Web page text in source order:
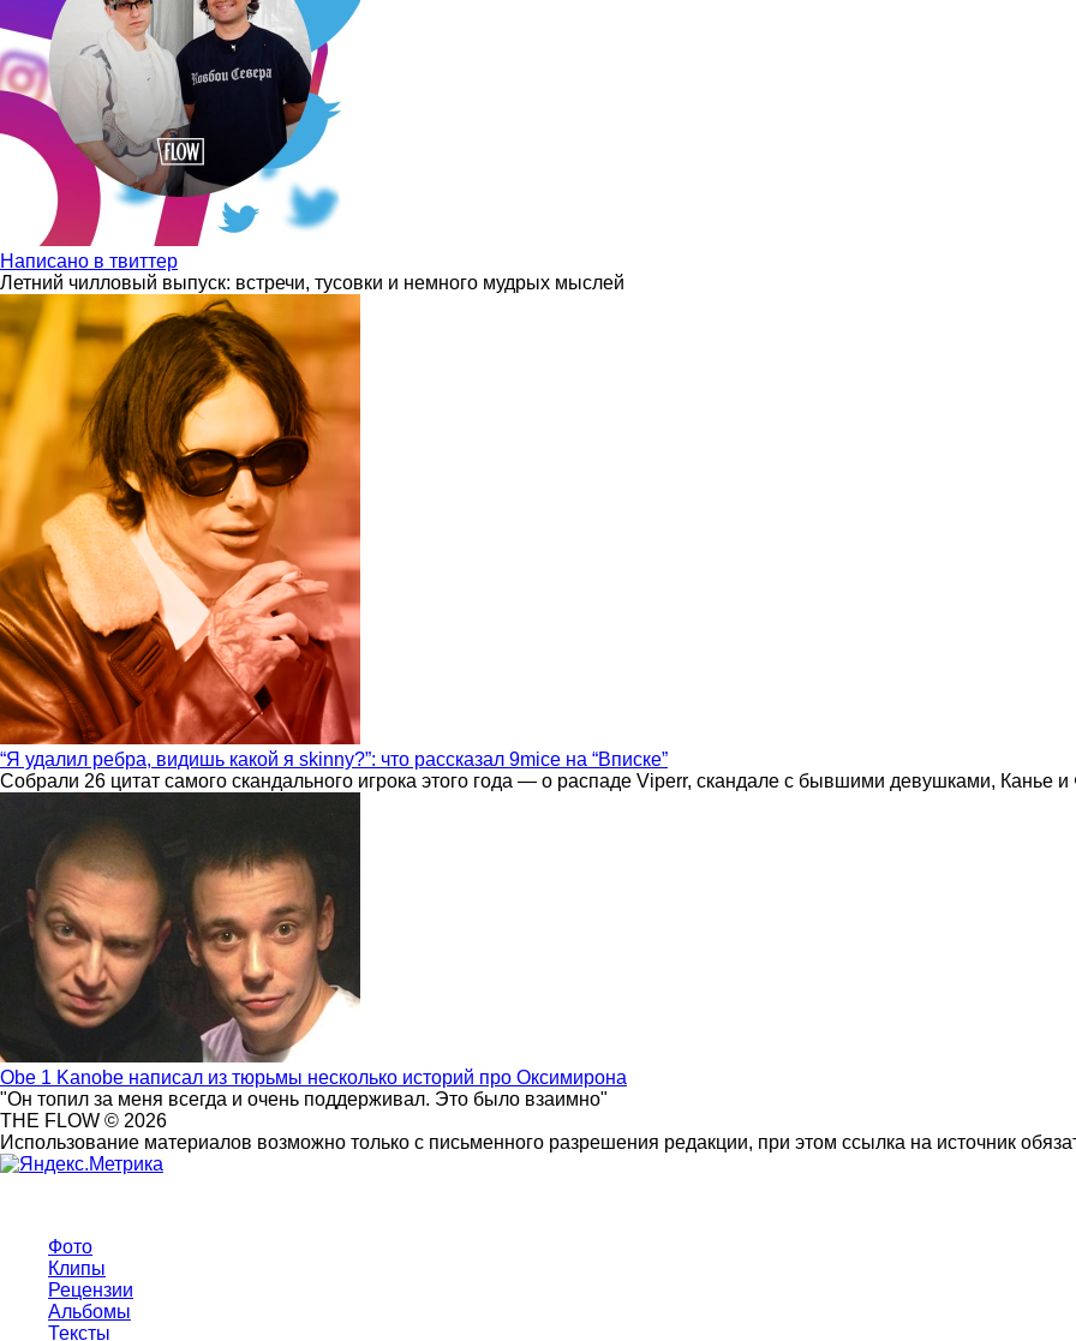
Написано в твиттер
Летний чилловый выпуск: встречи, тусовки и немного мудрых мыслей
“Я удалил ребра, видишь какой я skinny?”: что рассказал 9mice на “Вписке”
Собрали 26 цитат самого скандального игрока этого года — о распаде Viperr, скандале с бывшими девушками, Канье
Obe 1 Kanobe написал из тюрьмы несколько историй про Оксимирона
"Он топил за меня всегда и очень поддерживал. Это было взаимно"
THE FLOW © 2026
Использование материалов возможно только с письменного разрешения редакции, при этом ссылка на источник
Фото
Клипы
Рецензии
Альбомы
Тексты